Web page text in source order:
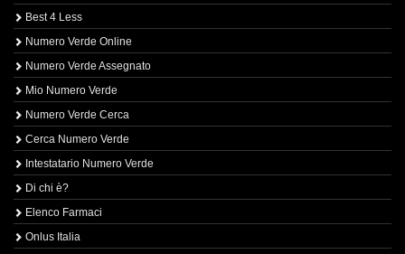
Best 4 Less
Numero Verde Online
Numero Verde Assegnato
Mio Numero Verde
Numero Verde Cerca
Cerca Numero Verde
Intestatario Numero Verde
Di chi è?
Elenco Farmaci
Onlus Italia